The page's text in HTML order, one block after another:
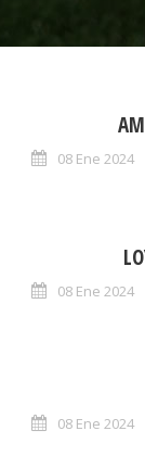
08 Ene 2024
08 Ene 2024
08 Ene 2024